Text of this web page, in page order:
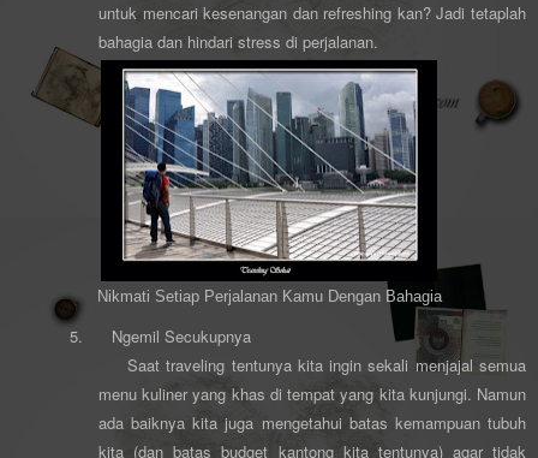
untuk mencari kesenangan dan refreshing kan? Jadi tetaplah
bahagia dan hindari stress di perjalanan.
Nikmati Setiap Perjalanan Kamu Dengan Bahagia
5.
Ngemil Secukupnya
Saat traveling tentunya kita ingin sekali menjajal semua
menu kuliner yang khas di tempat yang kita kunjungi. Namun
ada baiknya kita juga mengetahui batas kemampuan tubuh
kita (dan batas budget kantong kita tentunya) agar tidak